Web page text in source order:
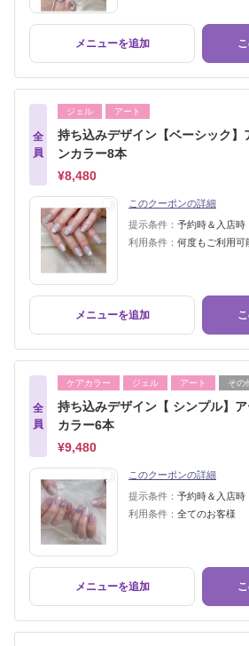
メニューを追加
全
員
ジェル アート
持ち込みデザイン【ベーシック】
ンカラー8本
¥8,480
このクーポンの詳細
提示条件： 予約時＆入店時
利用条件： 何度もご利用可
メニューを追加
全
員
ケアカラー ジェル アート その
持ち込みデザイン【 シンプル】
カラー6本
¥9,480
このクーポンの詳細
提示条件： 予約時＆入店時
利用条件： 全てのお客様
メニューを追加